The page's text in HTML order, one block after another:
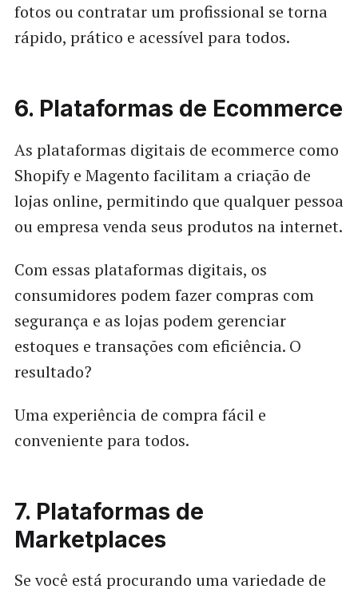
fotos ou contratar um profissional se torna
rápido, prático e acessível para todos.
6. Plataformas de Ecommerce
As plataformas digitais de ecommerce como
Shopify e Magento facilitam a criação de
lojas online, permitindo que qualquer pessoa
ou empresa venda seus produtos na internet.
Com essas plataformas digitais, os
consumidores podem fazer compras com
segurança e as lojas podem gerenciar
estoques e transações com eficiência. O
resultado?
Uma experiência de compra fácil e
conveniente para todos.
7. Plataformas de
Marketplaces
Se você está procurando uma variedade de